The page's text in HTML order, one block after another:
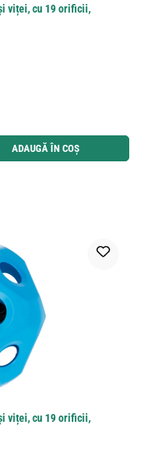
viței, cu 19 orificii,
butoanele pentru a mări sau micșora
ADAUGĂ ÎN COȘ
viței, cu 19 orificii,